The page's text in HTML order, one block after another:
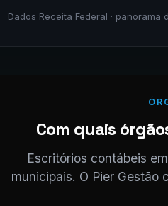
Dados Receita Federal ·
Com quais
Escritórios contábeis
municipais. O Pier Gestão